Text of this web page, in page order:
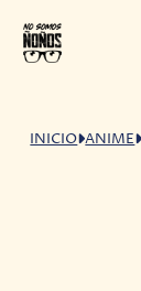
INICIO ANIME